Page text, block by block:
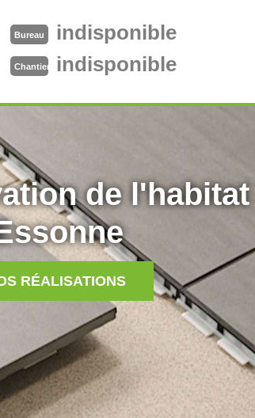
Bureau indisponible
Chantier indisponible
de
RÉALISATIONS